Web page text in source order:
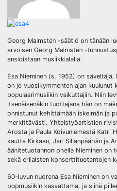
Georg Malmstén -säätiö on tänään
arvoisen Georg Malmstén -
ansioistaan musiikkialalla.
Esa Nieminen (s. 1952) on
on jo vuosikymmenten ajan kuulunut
populaarimusiikin vaikuttajiin. Niin
itsenäisenäkin tuottajana hän on
onnistunut kehittämään iskelmän ja
merkittävästi. Yhteistyöartistien
Arosta ja Paula Koivuniemestä Katri
kautta Kirkaan, Jari Sillanpäähän ja
äänitetuotannon ohella Nieminen on
sekä erilaisten konserttituotantojen
60-luvun nuorena Esa Nieminen on
popmusiikin kasvattama, ja siinä